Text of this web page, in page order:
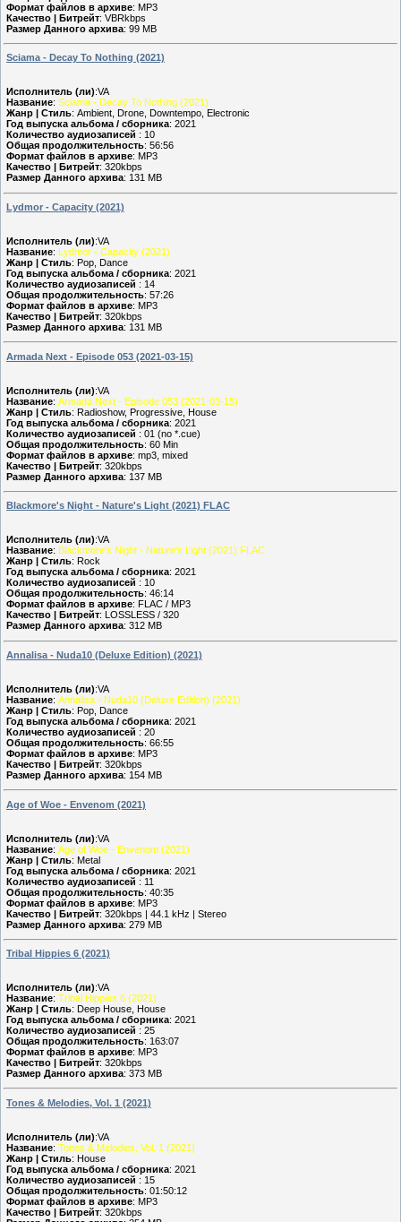
Формат файлов в архиве: MP3
Качество | Битрейт: VBRkbps
Размер Данного архива: 99 MB
Sciama - Decay To Nothing (2021)
Исполнитель (ли):VA
Название: Sciama - Decay To Nothing (2021)
Жанр | Стиль: Ambient, Drone, Downtempo, Electronic
Год выпуска альбома / сборника: 2021
Количество аудиозаписей : 10
Общая продолжительность: 56:56
Формат файлов в архиве: MP3
Качество | Битрейт: 320kbps
Размер Данного архива: 131 MB
Lydmor - Capacity (2021)
Исполнитель (ли):VA
Название: Lydmor - Capacity (2021)
Жанр | Стиль: Pop, Dance
Год выпуска альбома / сборника: 2021
Количество аудиозаписей : 14
Общая продолжительность: 57:26
Формат файлов в архиве: MP3
Качество | Битрейт: 320kbps
Размер Данного архива: 131 MB
Armada Next - Episode 053 (2021-03-15)
Исполнитель (ли):VA
Название: Armada Next - Episode 053 (2021-03-15)
Жанр | Стиль: Radioshow, Progressive, House
Год выпуска альбома / сборника: 2021
Количество аудиозаписей : 01 (no *.cue)
Общая продолжительность: 60 Min
Формат файлов в архиве: mp3, mixed
Качество | Битрейт: 320kbps
Размер Данного архива: 137 MB
Blackmore's Night - Nature's Light (2021) FLAC
Исполнитель (ли):VA
Название: Blackmore's Night - Nature's Light (2021) FLAC
Жанр | Стиль: Rock
Год выпуска альбома / сборника: 2021
Количество аудиозаписей : 10
Общая продолжительность: 46:14
Формат файлов в архиве: FLAC / MP3
Качество | Битрейт: LOSSLESS / 320
Размер Данного архива: 312 MB
Annalisa - Nuda10 (Deluxe Edition) (2021)
Исполнитель (ли):VA
Название: Annalisa - Nuda10 (Deluxe Edition) (2021)
Жанр | Стиль: Pop, Dance
Год выпуска альбома / сборника: 2021
Количество аудиозаписей : 20
Общая продолжительность: 66:55
Формат файлов в архиве: MP3
Качество | Битрейт: 320kbps
Размер Данного архива: 154 MB
Age of Woe - Envenom (2021)
Исполнитель (ли):VA
Название: Age of Woe - Envenom (2021)
Жанр | Стиль: Metal
Год выпуска альбома / сборника: 2021
Количество аудиозаписей : 11
Общая продолжительность: 40:35
Формат файлов в архиве: MP3
Качество | Битрейт: 320kbps | 44.1 kHz | Stereo
Размер Данного архива: 279 MB
Tribal Hippies 6 (2021)
Исполнитель (ли):VA
Название: Tribal Hippies 6 (2021)
Жанр | Стиль: Deep House, House
Год выпуска альбома / сборника: 2021
Количество аудиозаписей : 25
Общая продолжительность: 163:07
Формат файлов в архиве: MP3
Качество | Битрейт: 320kbps
Размер Данного архива: 373 MB
Tones & Melodies, Vol. 1 (2021)
Исполнитель (ли):VA
Название: Tones & Melodies, Vol. 1 (2021)
Жанр | Стиль: House
Год выпуска альбома / сборника: 2021
Количество аудиозаписей : 15
Общая продолжительность: 01:50:12
Формат файлов в архиве: MP3
Качество | Битрейт: 320kbps